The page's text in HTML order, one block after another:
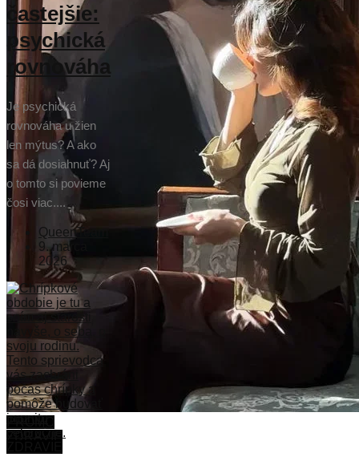
častejšie:
psychická
rovnováha
Je psychická
rovnováha u žien
len mýtus? A ako
sa dá dosiahnuť? Aj
o tomto si povieme
čosi viac....
QueenTeam
9. marca
2026